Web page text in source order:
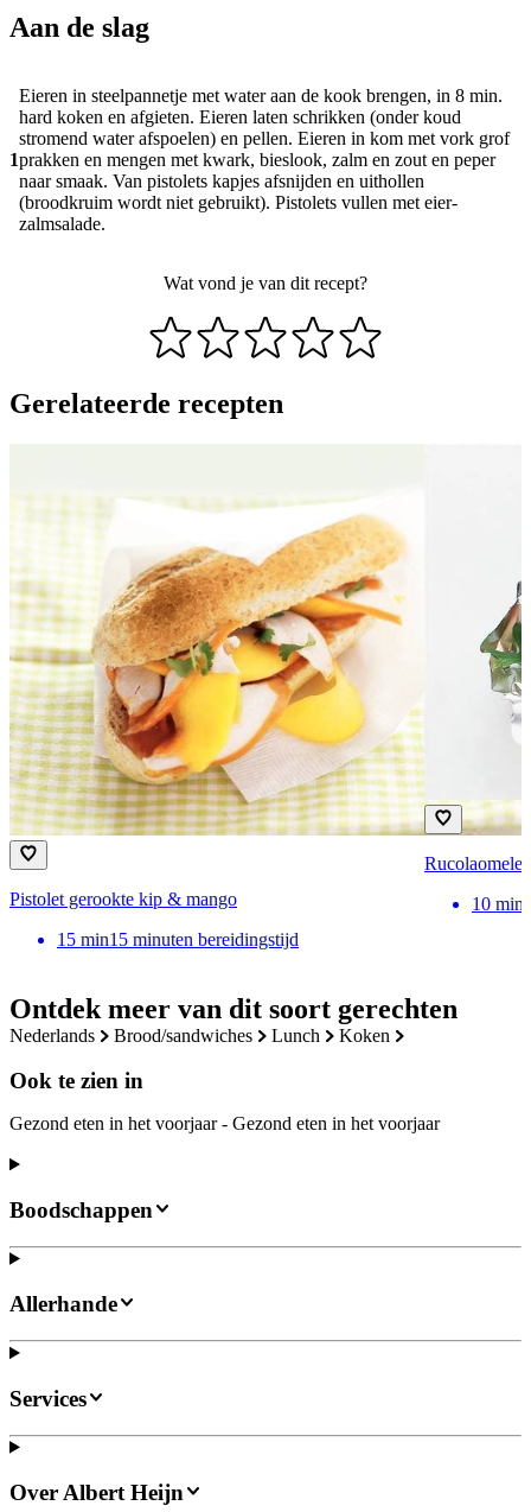
Ontdek meer van dit soort gerechten
nederlands brood/sandwiches lunch koken
Ook te zien in
Gezond eten in het voorjaar - Gezond eten in het voorjaar
Aan de slag
1
Eieren in steelpannetje met water aan de kook brengen, in 8 min.
hard koken en afgieten. Eieren laten schrikken (onder koud
stromend water afspoelen) en pellen. Eieren in kom met vork grof
prakken en mengen met kwark, bieslook, zalm en zout en peper
naar smaak. Van pistolets kapjes afsnijden en uithollen
(broodkruim wordt niet gebruikt). Pistolets vullen met eier-
zalmsalade.
Wat vond je van dit recept?
Gerelateerde recepten
Pistolet gerookte kip & mango
15 min15 minuten bereidingstijd
Rucolaomelet
10 min
Boodschappen
Allerhande
Services
Over Albert Heijn